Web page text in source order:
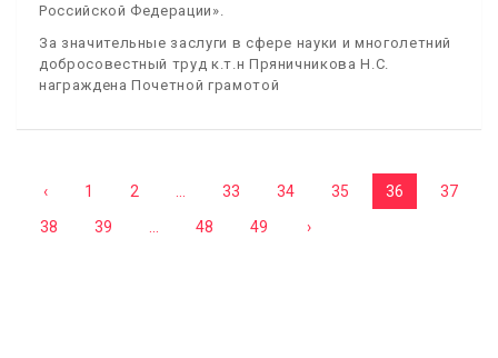
Российской Федерации».
За значительные заслуги в сфере науки и многолетний
добросовестный труд к.т.н Пряничникова Н.С.
награждена Почетной грамотой
‹ 1 2 33 34 35 36
37
38
39 48 49 ›